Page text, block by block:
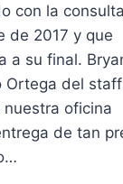
con la
de 2017 y que
a su final.
Ortega del
oficina
de tan